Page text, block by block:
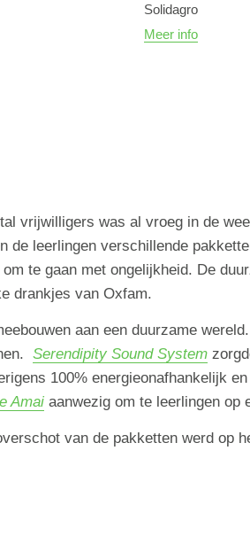
Solidagro
Meer info
vrijwilligers was al vroeg in de
leerlingen verschillende
te gaan met ongelijkheid. De
drankjes van Oxfam.
aan een duurzame
Serendipity Sound System
100% energieonafhankelijk
Amai aanwezig om te leerlingen op
van de pakketten werd op